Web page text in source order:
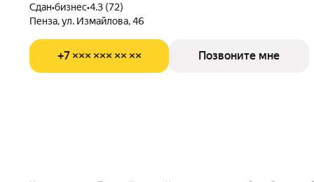
Сдан•бизнес•4.3 (72)
Пенза, ул. Измайлова, 46
+7 ××× ××× ×× ×× Позвоните мне